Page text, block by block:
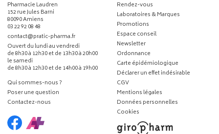
Pharmacie Laudren
152 rue Jules Barni
80090 Amiens
03 22 92 08 48
contact-
@-
pratic-pharma.fr
Ouvert du lundi au vendredi
de 8h30 à 12h30 et de 13h30 à 20h00
le samedi
de 8h30 à 12h30 et de 14h00 à 19h00
Qui sommes-nous ?
Poser une question
Contactez-nous
Rendez-vous
Laboratoires & Marques
Promotions
Espace conseil
Newsletter
Ordonnance
Carte épidémiologique
Déclarer un effet indésirable
CGV
Mentions légales
Données personnelles
Cookies